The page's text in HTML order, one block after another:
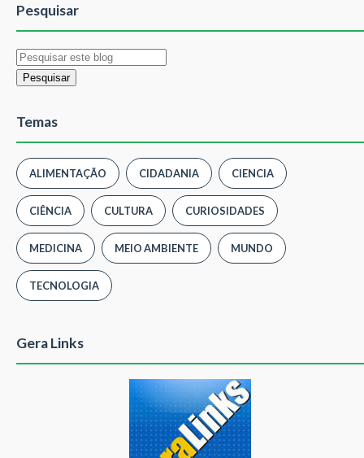
Pesquisar
Temas
ALIMENTAÇÃO CIDADANIA CIENCIA
CIÊNCIA CULTURA CURIOSIDADES
MEDICINA MEIO AMBIENTE MUNDO
TECNOLOGIA
Gera Links